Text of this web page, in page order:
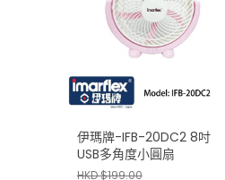
伊瑪牌-IFB-20DC2 8吋
USB多角度小圓扇
HKD $199.00